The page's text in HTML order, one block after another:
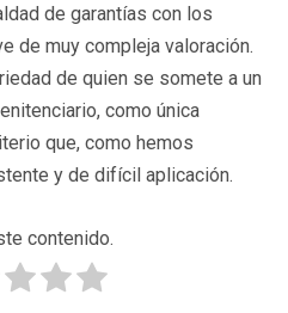
de garantías con los
de muy compleja valoración.
de quien se somete a un
como única
que, como hemos
y de difícil aplicación.
contenido.